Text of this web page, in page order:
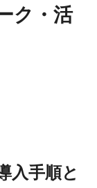
ク・活
手順と